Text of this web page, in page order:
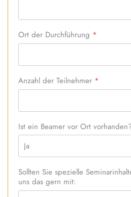
Ort der Durchführung *
Anzahl der Teilnehmer *
Ist ein Beamer vor Ort
Sollten Sie spezielle
uns das gern mit: